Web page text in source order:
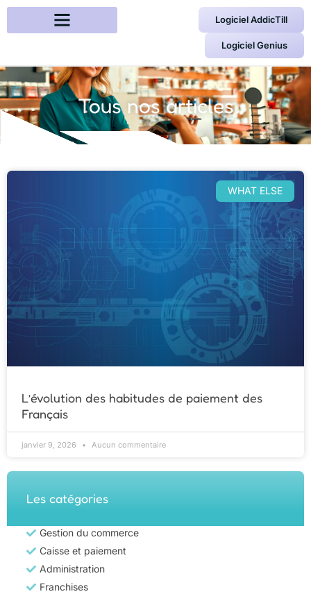
Logiciel AddicTill
Logiciel Genius
Tous nos articles
WHAT ELSE
L’évolution des habitudes de paiement des
Français
janvier 9, 2026 Aucun commentaire
Les catégories
Gestion du commerce
Caisse et paiement
Administration
Franchises